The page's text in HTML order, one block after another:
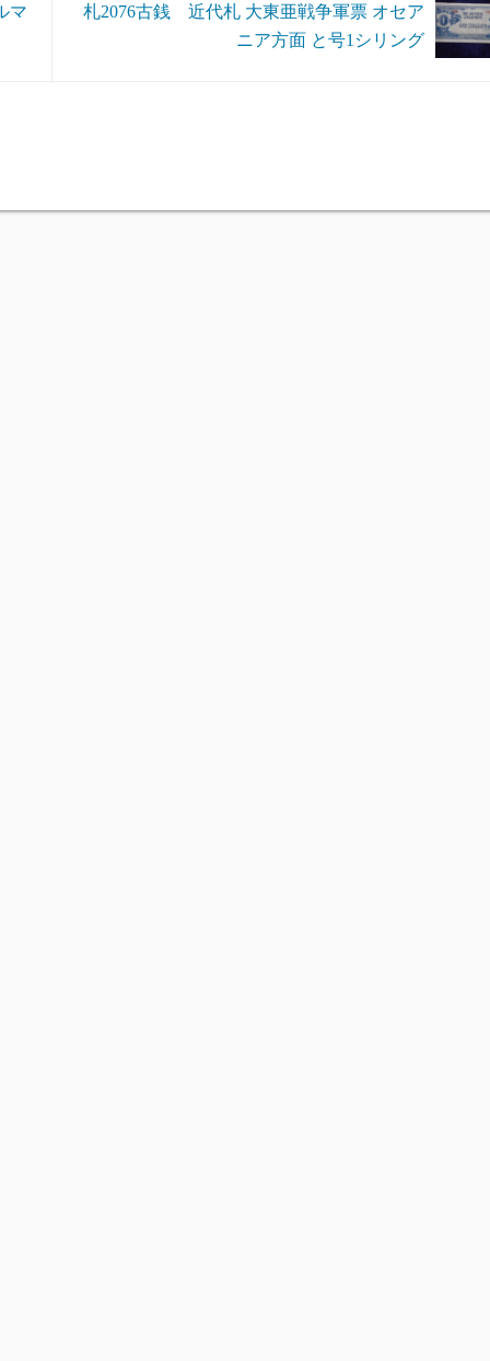
マ
札2076古銭 近代札 大東亜戦争軍票 オセア
ニア方面 と号1シリング